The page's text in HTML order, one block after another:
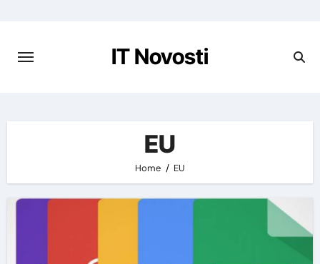
vsebino
IT Novosti
EU
Home EU